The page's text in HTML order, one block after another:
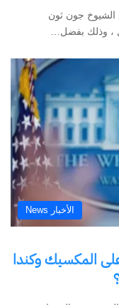
الشيوخ جون ثون
، وذلك بفضل…
الأخبار News
المكسيك وكندا